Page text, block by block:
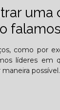
como por
líderes em
possível.